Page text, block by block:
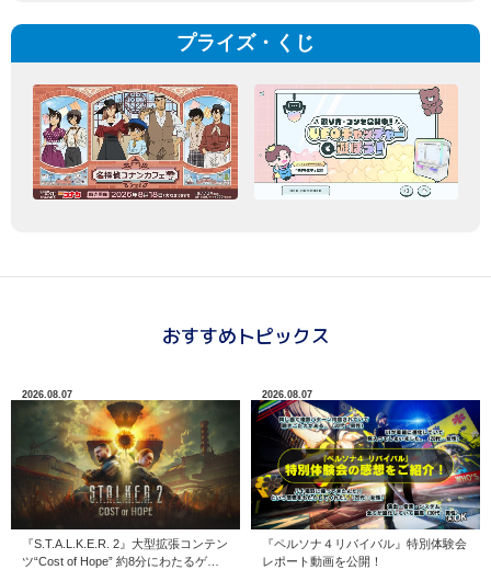
プライズ・くじ
おすすめトピックス
2026.08.07
『S.T.A.L.K.E.R. 2』大型拡張コンテン
ツ“Cost of Hope” 約8分にわたるゲー
2026.08.07
『ペルソナ４リバイバル』特別体験会
レポート動画を公開！